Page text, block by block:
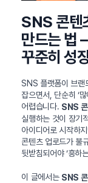
SNS 콘텐
만드는 법
꾸준히 성
SNS 플랫폼이 브랜
잡으면서, 단순히 ‘
어렵습니다. SNS
실행하는 것이 장기
아이디어로 시작하
콘텐츠 업로드가 불
뒷받침되어야 ‘흥하
이 글에서는 SNS